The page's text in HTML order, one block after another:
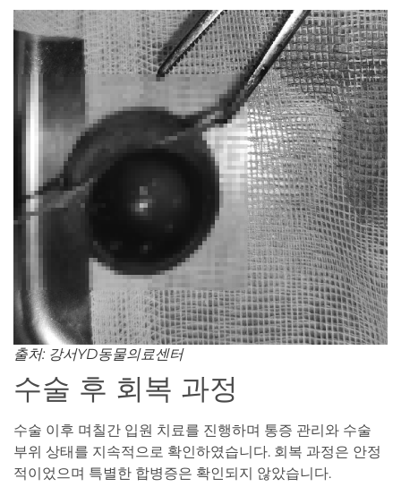
출처: 강서YD동물의료센터
수술 후 회복 과정
수술 이후 며칠간 입원 치료를 진행하며 통증 관리와 수술
부위 상태를 지속적으로 확인하였습니다. 회복 과정은 안정
적이었으며 특별한 합병증은 확인되지 않았습니다.